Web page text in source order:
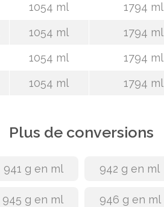
1054 ml 1794 ml
1054 ml 1794 ml
1054 ml 1794 ml
1054 ml 1794 ml
Plus de conversions
941 g en ml 942 g en ml
945 g en ml 946 g en ml